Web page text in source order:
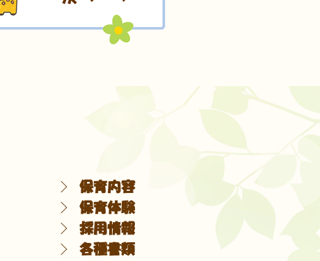
保育内容
保育体験
採用情報
各種書類